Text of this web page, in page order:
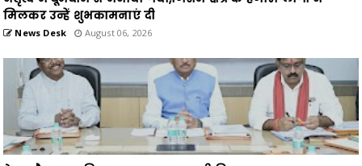
पेसा और वन अधिकार कानून का प्रभावी क्रियान्वयन राज्य सरकार
की प्राथमिकताओं में शामिल : मुख्यमंत्री श्री विष्णुदेव साय
Asal baat August 05, 2026